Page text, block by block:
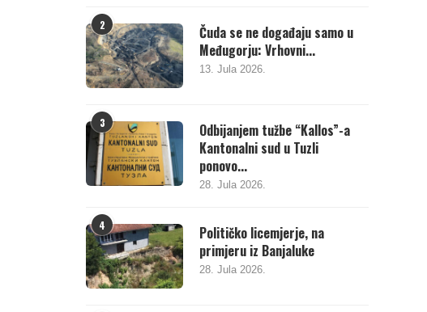
2
Čuda se ne događaju samo u
Međugorju: Vrhovni...
13. Jula 2026.
3
Odbijanjem tužbe “Kallos”-a
Kantonalni sud u Tuzli
ponovo...
28. Jula 2026.
4
Političko licemjerje, na
primjeru iz Banjaluke
28. Jula 2026.